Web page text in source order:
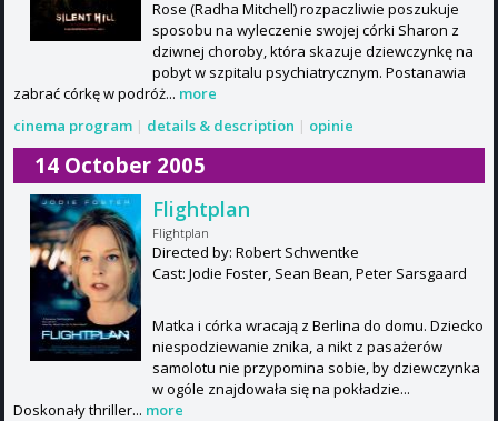
Rose (Radha Mitchell) rozpaczliwie poszukuje
sposobu na wyleczenie swojej córki Sharon z
dziwnej choroby, która skazuje dziewczynkę na
pobyt w szpitalu psychiatrycznym. Postanawia
zabrać córkę w podróż... more
cinema program | details & description | opinie
14 October 2005
Flightplan
Flightplan
Directed by: Robert Schwentke
Cast: Jodie Foster, Sean Bean, Peter Sarsgaard
Matka i córka wracają z Berlina do domu. Dziecko
niespodziewanie znika, a nikt z pasażerów
samolotu nie przypomina sobie, by dziewczynka
w ogóle znajdowała się na pokładzie...
Doskonały thriller... more